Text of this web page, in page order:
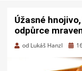
Úžasné
odpůrce
od Lukáš Hanzl